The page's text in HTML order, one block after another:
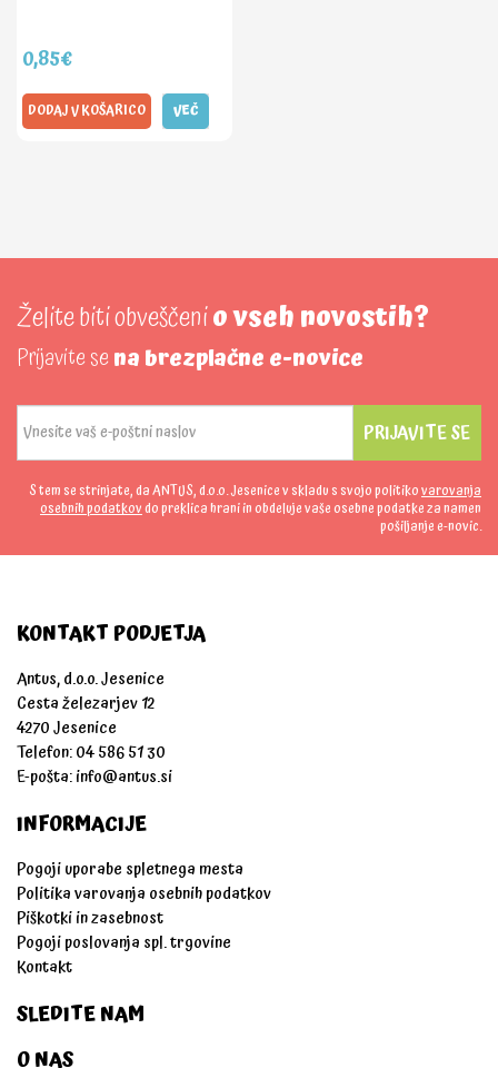
0,85€
DODAJ V KOŠARICO VEČ
Želite biti obveščenio vseh novostih?
Prijavite sena brezplačne e-novice
PRIJAVITE SE
S tem se strinjate, da ANTUS, d.o.o. Jesenice v skladu s svojo politikovarovanja
osebnih podatkovdo preklica hrani in obdeluje vaše osebne podatke za namen
pošiljanje e-novic.
KONTAKT PODJETJA
Antus, d.o.o. Jesenice
Cesta železarjev 12
4270 Jesenice
Telefon: 04 586 51 30
E-pošta:info@antus.si
INFORMACIJE
Pogoji uporabe spletnega mesta
Politika varovanja osebnih podatkov
Piškotki in zasebnost
Pogoji poslovanja spl. trgovine
Kontakt
SLEDITE NAM
O NAS